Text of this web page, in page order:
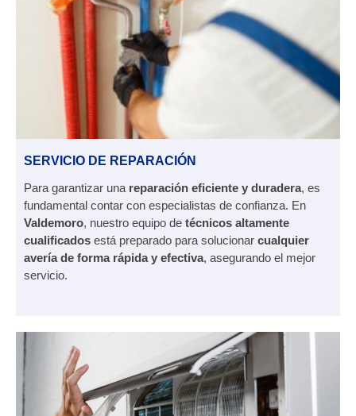
SERVICIO DE REPARACIÓN
Para garantizar una reparación eficiente y duradera, es
fundamental contar con especialistas de confianza. En
Valdemoro, nuestro equipo de técnicos altamente
cualificados está preparado para solucionar cualquier
avería de forma rápida y efectiva, asegurando el mejor
servicio.